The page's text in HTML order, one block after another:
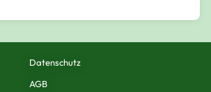
Datenschutz
AGB